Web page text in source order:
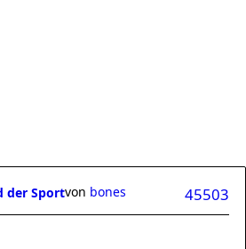
der Sport 45503
von bones